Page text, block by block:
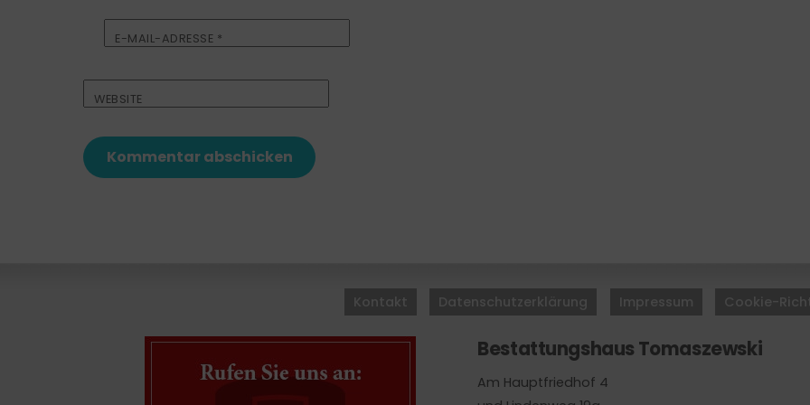
E-MAIL-ADRESSE *
WEBSITE
To
Kontakt Datenschutzerklärung Impressum Cookie-
Bestattungshaus Tomaszewski
Am Hauptfriedhof 4